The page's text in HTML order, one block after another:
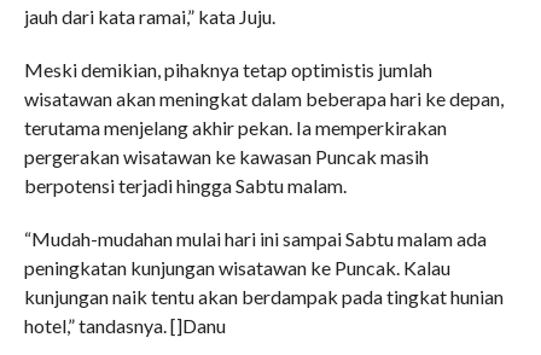
jauh dari kata ramai,” kata Juju.
Meski demikian, pihaknya tetap optimistis jumlah
wisatawan akan meningkat dalam beberapa hari ke depan,
terutama menjelang akhir pekan. Ia memperkirakan
pergerakan wisatawan ke kawasan Puncak masih
berpotensi terjadi hingga Sabtu malam.
“Mudah-mudahan mulai hari ini sampai Sabtu malam ada
peningkatan kunjungan wisatawan ke Puncak. Kalau
kunjungan naik tentu akan berdampak pada tingkat hunian
hotel,” tandasnya. []Danu